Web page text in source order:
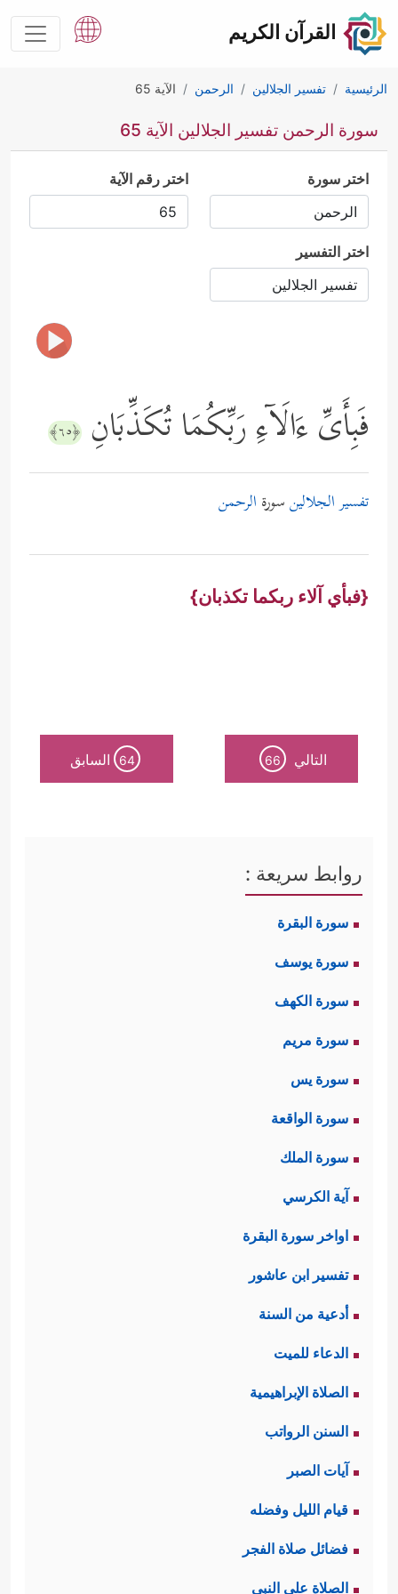
القرآن الكريم
الرئيسية تفسير الجلالين الرحمن الآية 65
سورة الرحمن تفسير الجلالين الآية 65
اختر سورة اختر رقم الآية
اختر التفسير
فَبِأَیِّ ءَالَاۤءِ رَبِّكُمَا تُكَذِّبَانِ ﴿٦٥﴾
تفسير الجلالينسورة الرحمن
{فبأي آلاء ربكما تكذبان}
التالي 66
64 السابق
روابط سريعة :
سورة البقرة
سورة يوسف
سورة الكهف
سورة مريم
سورة يس
سورة الواقعة
سورة الملك
آية الكرسي
اواخر سورة البقرة
تفسير ابن عاشور
أدعية من السنة
الدعاء للميت
الصلاة الإبراهيمية
السنن الرواتب
آيات الصبر
قيام الليل وفضله
فضائل صلاة الفجر
الصلاة على النبي